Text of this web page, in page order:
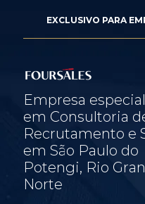
EXCLUSIVO PARA
Empresa
em Consultoria
Recrutamento e
em São Paulo do
Potengi, Rio
Norte